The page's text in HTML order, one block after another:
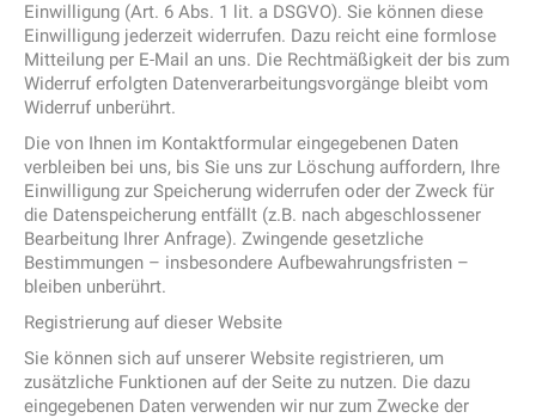
Einwilligung (Art. 6 Abs. 1 lit. a DSGVO). Sie können diese
Einwilligung jederzeit widerrufen. Dazu reicht eine formlose
Mitteilung per E-Mail an uns. Die Rechtmäßigkeit der bis zum
Widerruf erfolgten Datenverarbeitungsvorgänge bleibt vom
Widerruf unberührt.
Die von Ihnen im Kontaktformular eingegebenen Daten
verbleiben bei uns, bis Sie uns zur Löschung auffordern, Ihre
Einwilligung zur Speicherung widerrufen oder der Zweck für
die Datenspeicherung entfällt (z.B. nach abgeschlossener
Bearbeitung Ihrer Anfrage). Zwingende gesetzliche
Bestimmungen – insbesondere Aufbewahrungsfristen –
bleiben unberührt.
Registrierung auf dieser Website
Sie können sich auf unserer Website registrieren, um
zusätzliche Funktionen auf der Seite zu nutzen. Die dazu
eingegebenen Daten verwenden wir nur zum Zwecke der